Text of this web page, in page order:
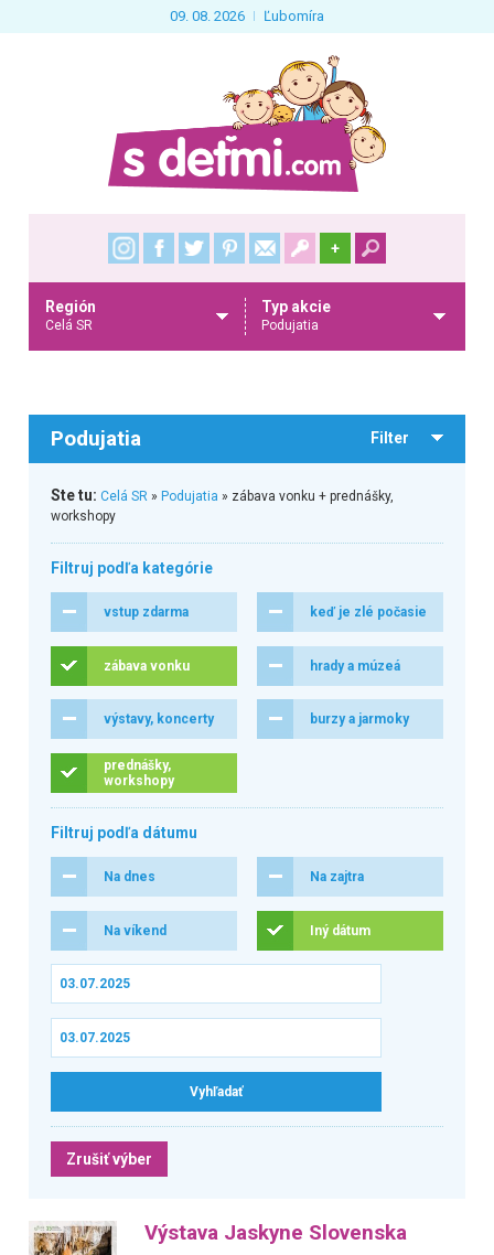
09. 08. 2026 Ľubomíra
+
Región
Celá SR
Typ akcie
Podujatia
Podujatia Filter
Ste tu: Celá SR» Podujatia » zábava vonku + prednášky,
workshopy
Filtruj podľa kategórie
vstup zdarma keď je zlé počasie
zábava vonku hrady a múzeá
výstavy, koncerty burzy a jarmoky
prednášky,
workshopy
Filtruj podľa dátumu
Na dnes Na zajtra
Na víkend Iný dátum
Zrušiť výber
Výstava Jaskyne Slovenska